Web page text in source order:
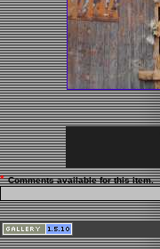
* Comments available for this item.